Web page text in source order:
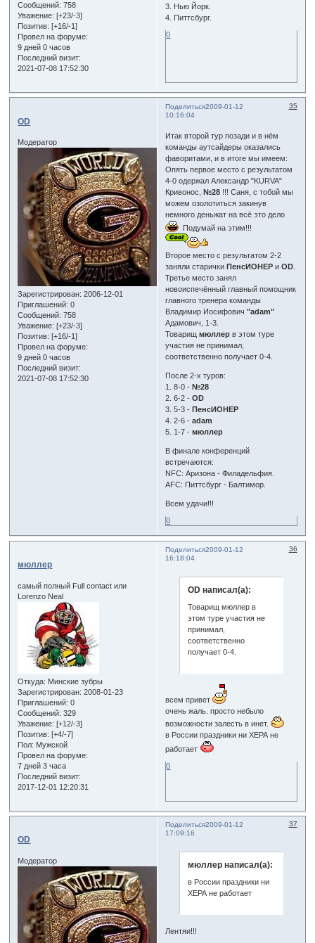
Сообщений: 758
Уважение: [+23/-3]
Позитив: [+16/-1]
Провел на форуме:
9 дней 0 часов
Последний визит:
2021-07-08 17:52:30
3. Нью Йорк.
4. Питтсбург.
0
Поделиться 35
2009-01-12
10:16:04
OD
Модератор
Зарегистрирован: 2006-12-01
Приглашений: 0
Сообщений: 758
Уважение: [+23/-3]
Позитив: [+16/-1]
Провел на форуме:
9 дней 0 часов
Последний визит:
2021-07-08 17:52:30
Итак второй тур позади и в нём
команды аутсайдеры оказались
фаворитами, и в итоге мы имеем:
Опять первое место с результатом
4-0 одержал Александр "KURVA"
Кривонос, №28 !!! Саня, с тобой мы
можем озолотиться закинув
немного деньжат на всё это дело
Подумай на этим!!!
Второе место с результатом 2-2
заняли старички ПенсИОНЕР иOD.
Третье место занял
новоиспечённый главный помощник
главного тренера команды
Владимир Иосифович"adam"
Адамович, 1-3.
Товарищмюллер в этом туре
участия не принимал,
соответственно получает 0-4.
После 2-х туров:
1. 8-0 - №28
2. 6-2 -OD
3. 5-3 - ПенсИОНЕР
4. 2-6 -adam
5. 1-7 -мюллер
В финале конференций
встречаются:
NFC: Аризона - Филадельфия.
AFC: Питтсбург - Балтимор.
Всем удачи!!!
0
Поделиться 36
2009-01-12
16:18:04
мюллер
самый полный Full contact или
Lorenzo Neal
Откуда: Минские зубры
Зарегистрирован: 2008-01-23
Приглашений: 0
Сообщений: 329
Уважение: [+12/-3]
Позитив: [+4/-7]
Пол: Мужской
Провел на форуме:
7 дней 3 часа
Последний визит:
2017-12-01 12:20:31
OD написал(а):
Товарищ мюллер в
этом туре участия не
принимал,
соответственно
получает 0-4.
всем привет
очень жаль. просто небыло
возможности залесть в инет.
в России праздники ни ХЕРА не
работает
0
Поделиться 37
2009-01-12
17:09:16
OD
Модератор мюллер написал(а):
в России праздники ни
ХЕРА не работает
Лентяи!!!